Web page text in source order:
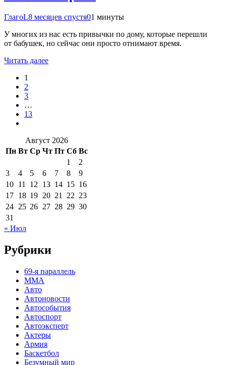
ГлагоL8 месяцев спустя01 минуты
У многих из нас есть привычки по дому, которые перешли
от бабушек, но сейчас они просто отнимают время.
Читать далее
1
2
3
…
13
Август 2026
Пн Вт Ср Чт Пт Сб Вс
1
2
3
4 5 6 7 8
9
10 11 12 13 14 15 16
17 18 19 20 21 22 23
24 25 26 27 28 29 30
31
« Июл
Рубрики
69-я параллель
MMA
Авто
Автоновости
Автособытия
Автоспорт
Автоэксперт
Актеры
Армия
Баскетбол
Безумный мир